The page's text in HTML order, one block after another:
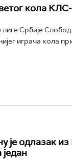
кола
Србије
играча кола
одлазак